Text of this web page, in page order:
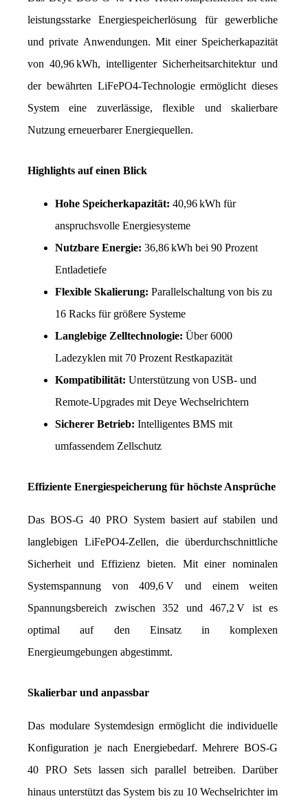
leistungsstarke Energiespeicherlösung für gewerbliche
und private Anwendungen. Mit einer Speicherkapazität
von 40,96 kWh, intelligenter Sicherheitsarchitektur und
der bewährten LiFePO4-Technologie ermöglicht dieses
System eine zuverlässige, flexible und skalierbare
Nutzung erneuerbarer Energiequellen.
Highlights auf einen Blick
Hohe Speicherkapazität: 40,96 kWh für
anspruchsvolle Energiesysteme
Nutzbare Energie: 36,86 kWh bei 90 Prozent
Entladetiefe
Flexible Skalierung: Parallelschaltung von bis zu
16 Racks für größere Systeme
Langlebige Zelltechnologie: Über 6000
Ladezyklen mit 70 Prozent Restkapazität
Kompatibilität: Unterstützung von USB- und
Remote-Upgrades mit Deye Wechselrichtern
Sicherer Betrieb: Intelligentes BMS mit
umfassendem Zellschutz
Effiziente Energiespeicherung für höchste Ansprüche
Das BOS-G 40 PRO System basiert auf stabilen und
langlebigen LiFePO4-Zellen, die überdurchschnittliche
Sicherheit und Effizienz bieten. Mit einer nominalen
Systemspannung von 409,6 V und einem weiten
Spannungsbereich zwischen 352 und 467,2 V ist es
optimal auf den Einsatz in komplexen
Energieumgebungen abgestimmt.
Skalierbar und anpassbar
Das modulare Systemdesign ermöglicht die individuelle
Konfiguration je nach Energiebedarf. Mehrere BOS-G
40 PRO Sets lassen sich parallel betreiben. Darüber
hinaus unterstützt das System bis zu 10 Wechselrichter im